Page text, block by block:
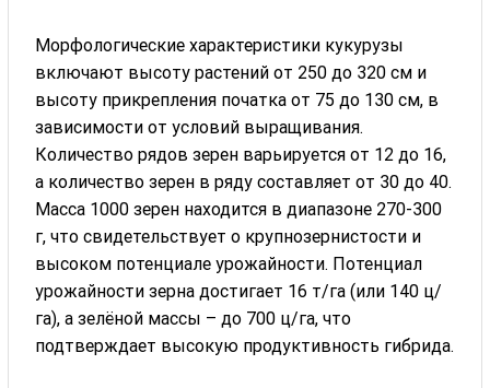
Морфологические характеристики кукурузы
включают высоту растений от 250 до 320 см и
высоту прикрепления початка от 75 до 130 см, в
зависимости от условий выращивания.
Количество рядов зерен варьируется от 12 до 16,
а количество зерен в ряду составляет от 30 до 40.
Масса 1000 зерен находится в диапазоне 270-300
г, что свидетельствует о крупнозернистости и
высоком потенциале урожайности. Потенциал
урожайности зерна достигает 16 т/га (или 140 ц/
га), а зелёной массы – до 700 ц/га, что
подтверждает высокую продуктивность гибрида.